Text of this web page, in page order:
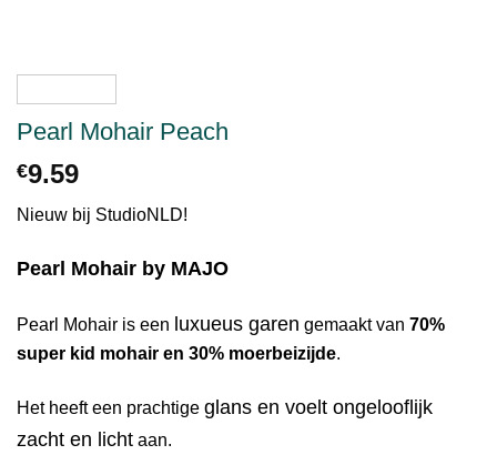
Pearl Mohair Peach
€9.59
Nieuw bij StudioNLD!
Pearl Mohair by MAJO
Pearl Mohair is een luxueus garen gemaakt van 70%
super kid mohair en 30% moerbeizijde.
Het heeft een prachtige glans en voelt ongelooflijk
zacht en licht aan.